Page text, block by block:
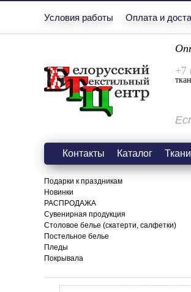
Условия работы Оплата и
+7
Контакты Каталог Ткани
Подарки к праздникам
Новинки
РАСПРОДАЖА
Сувенирная продукция
Столовое белье (скатерти, салфетки)
Постельное белье
Пледы
Покрывала